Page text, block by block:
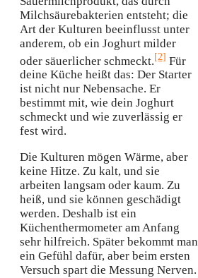
Milchsäurebakterien entsteht; die
Art der Kulturen beeinflusst unter
anderem, ob ein Joghurt milder
oder säuerlicher schmeckt.[2] Für
deine Küche heißt das: Der Starter
ist nicht nur Nebensache. Er
bestimmt mit, wie dein Joghurt
schmeckt und wie zuverlässig er
fest wird.
Die Kulturen mögen Wärme, aber
keine Hitze. Zu kalt, und sie
arbeiten langsam oder kaum. Zu
heiß, und sie können geschädigt
werden. Deshalb ist ein
Küchenthermometer am Anfang
sehr hilfreich. Später bekommt man
ein Gefühl dafür, aber beim ersten
Versuch spart die Messung Nerven.